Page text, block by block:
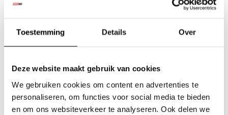
Toestemming Details Over
Deze website maakt gebruik van cookies
We gebruiken cookies om content en advertenties te
personaliseren, om functies voor social media te bieden
en om ons websiteverkeer te analyseren. Ook delen we
Wind deflectors for
Volkswagen Amarok
Wind deflectors for